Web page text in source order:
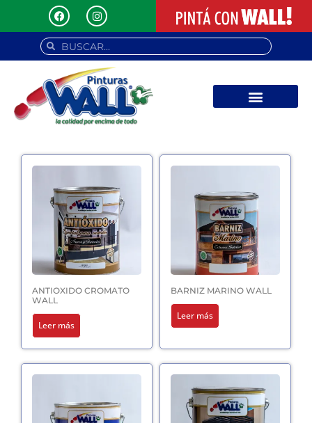
ANTIOXIDO CROMATO
WALL
Leer más
BARNIZ MARINO WALL
Leer más